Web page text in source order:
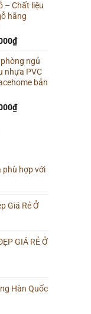
tại
là:
– Chất liệu
hãng
₫Giá
tại
là:
640.000₫.
ngủ
nhựa PVC
bản
₫Giá
phù hợp với
Giá Rẻ Ở
GIÁ RẺ Ở
Hàn Quốc